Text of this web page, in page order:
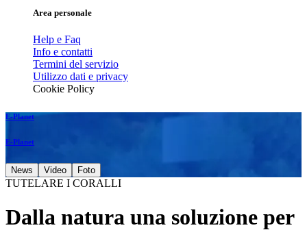
Area personale
Help e Faq
Info e contatti
Termini del servizio
Utilizzo dati e privacy
Cookie Policy
E-Planet
E-Planet
News Video Foto
TUTELARE I CORALLI
Dalla natura una soluzione per